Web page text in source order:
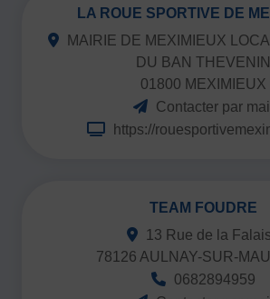
LA ROUE SPORTIVE DE
MAIRIE DE MEXIMIEUX
DU BAN THEVENIN
01800 MEXIMIEUX
Contacter par mail
https://
TEAM FOUDRE
13 Rue de la
78126 AULNAY-SUR-
0682894959